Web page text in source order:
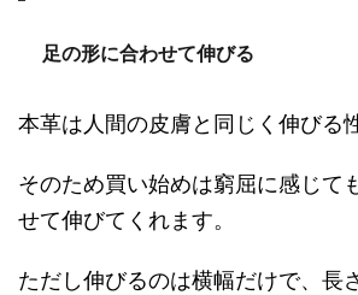
足の形に合わせて伸びる
本革は人間の皮膚と同じく伸びる
そのため買い始めは窮屈に感じて
せて伸びてくれます。
ただし伸びるのは横幅だけで、長